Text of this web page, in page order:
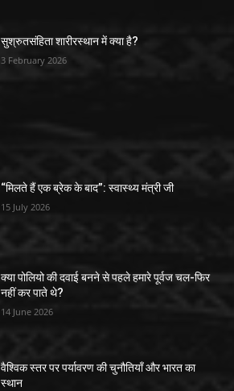
सुश्रुतसंहिता शारीरस्थान में क्या है?
3 February 2026
“मिलते हैं एक ब्रेक के बाद”: स्वास्थ्य मंत्री जी
15 July 2026
क्या पोलियो की दवाई बनने से पहले हमारे पूर्वज चल-फिर
नहीं कर पाते थे?
14 June 2026
वैश्विक स्तर पर पर्यावरण की चुनौतियाँ और भारत का
स्थान